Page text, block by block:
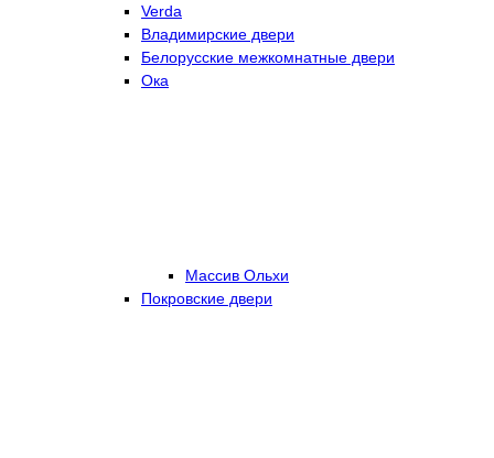
Verda
Владимирские двери
Белорусские межкомнатные двери
Ока
Массив Ольхи
Покровские двери